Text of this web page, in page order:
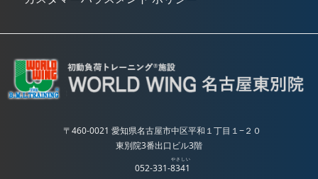
〒460-0021 愛知県名古屋市中区平和１丁目１−２０
東別院3番出口ビル3階
052-331-8341
やさしい